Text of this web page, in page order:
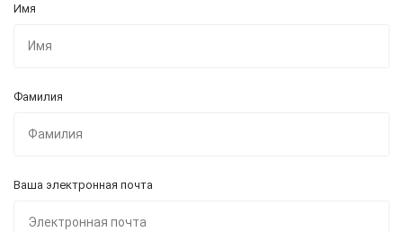
Имя
Фамилия
Ваша электронная почта